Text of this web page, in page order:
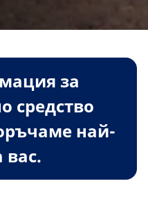
за
средство
най-
вас.